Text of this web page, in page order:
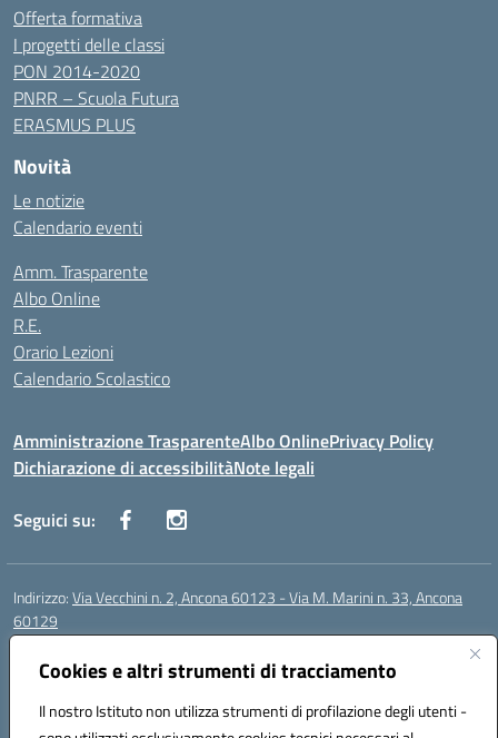
Cookies e altri strumenti di tracciamento
Il nostro Istituto non utilizza strumenti di profilazione degli utenti -
Offerta formativa
I progetti delle classi
PON 2014-2020
PNRR – Scuola Futura
ERASMUS PLUS
Novità
Le notizie
Calendario eventi
Amm. Trasparente
Albo Online
R.E.
Orario Lezioni
Calendario Scolastico
Amministrazione TrasparenteAlbo OnlinePrivacy Policy
Dichiarazione di accessibilitàNote legali
Seguici su:
Indirizzo:Via Vecchini n. 2, Ancona 60123 - Via M. Marini n. 33, Ancona
60129
Centralino:
Posta elettronica certificata (PEC):anis01200g@pec.istruzione.it
Codice fiscale: 93122280428
Codice meccanografico:ANIS01200G